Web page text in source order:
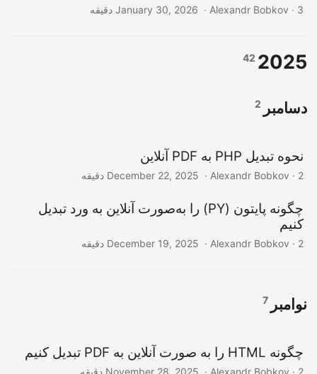
January 30, 2026 ‎ · Alexandr Bobkov · 3 دقیقه
2025
دسامبر
نحوه تبدیل PHP به PDF آنلاین
December 22, 2025 ‎ · Alexandr Bobkov · 2 دقیقه
چگونه پایتون (PY) را به‌صورت آنلاین به ورد تبدیل
کنیم
December 19, 2025 ‎ · Alexandr Bobkov · 2 دقیقه
نوامبر
چگونه HTML را به صورت آنلاین به PDF تبدیل کنیم